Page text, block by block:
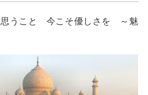
思うこと 今こそ優しさを ～魅